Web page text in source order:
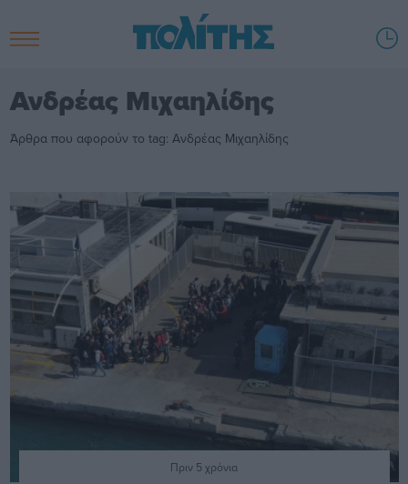
Ανδρέας Μιχαηλίδης
Άρθρα που αφορούν το tag: Ανδρέας Μιχαηλίδης
Πριν 5 χρόνια